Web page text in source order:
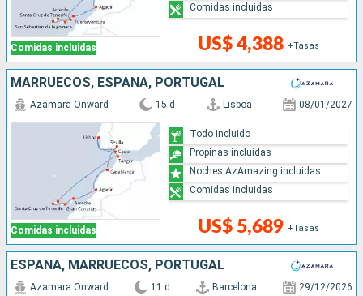
Comidas incluidas US$ 4,388 +Tasas
Comidas incluidas
MARRUECOS, ESPAÑA, PORTUGAL
Comidas incluidas
Azamara Onward 15 d Lisboa 08/01/2027
US$ 5,689 +Tasas
Todo incluido
Propinas incluidas
Noches AzAmazing incluidas
Comidas incluidas
ESPAÑA, MARRUECOS, PORTUGAL
Azamara Onward 11 d Barcelona 29/12/2026